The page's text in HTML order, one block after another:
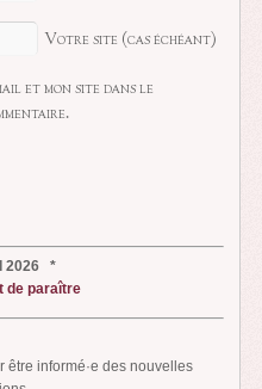
Votre site (cas échéant)
et mon site dans le
2026 *
de paraître
être informé·e des nouvelles